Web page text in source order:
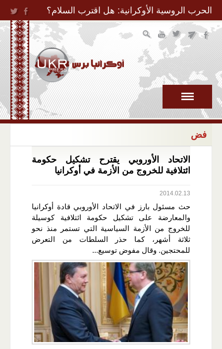
Jump to Navigation
الحرب الروسية الأوكرانية: هل اقترب السلام؟
فض
الاتحاد الأوروبي يقترح تشكيل حكومة
ائتلافية للخروج من الأزمة في أوكرانيا
2014.02.13
حث مسئول بارز في الاتحاد الأوروبي قادة أوكرانيا
والمعارضة على تشكيل حكومة ائتلافية كوسيلة
للخروج من الأزمة السياسية التي تستمر منذ نحو
ثلاثة أشهر، كما حذر السلطات من التعرض
للمحتجين. وقال مفوض توسيع...